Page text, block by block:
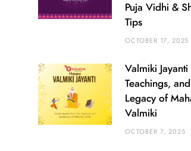
Puja Vidhi &
Tips
OCTOBER 17, 2025
Valmiki
Teachings,
Legacy of
Valmiki
OCTOBER 7, 2025